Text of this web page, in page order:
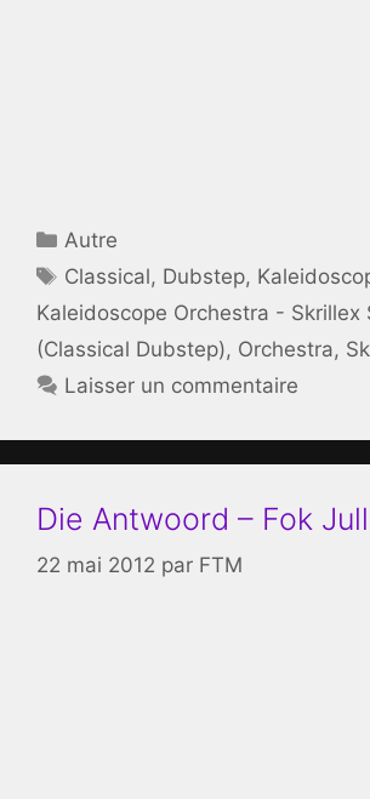
Catégories
Autre
Étiquettes
Classical, Dubstep,
Kaleidoscope Orchestra - Skrillex
(Classical Dubstep), Orchestra,
Laisser un commentaire
Die Antwoord – Fok
22 mai 2012 par FTM